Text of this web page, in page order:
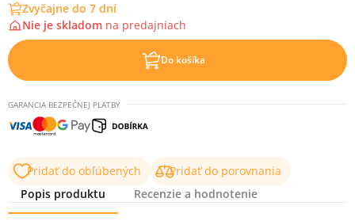
Zvyčajne do 7 dní
Nie je skladom na predajniach
Do košíka
GARANCIA BEZPEČNEJ PLATBY
Pridať do obľúbených
Pridať do porovnania
Popis produktu
Recenzie a hodnotenie